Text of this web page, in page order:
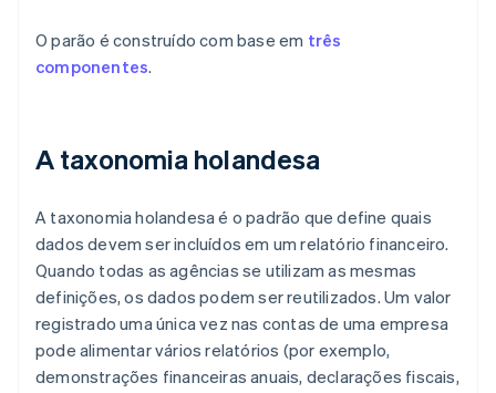
O parão é construído com base em três
componentes.
A taxonomia holandesa
A taxonomia holandesa é o padrão que define quais
dados devem ser incluídos em um relatório financeiro.
Quando todas as agências se utilizam as mesmas
definições, os dados podem ser reutilizados. Um valor
registrado uma única vez nas contas de uma empresa
pode alimentar vários relatórios (por exemplo,
demonstrações financeiras anuais, declarações fiscais,